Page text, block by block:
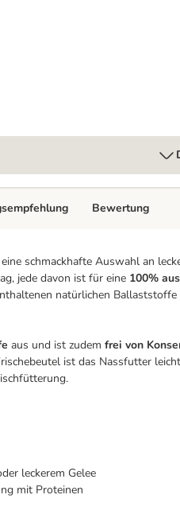
schmackhafte Auswahl an
jede davon ist für eine 100%
natürlichen
aus und ist zudem frei von
ist das Nassfutter
leckerem Gelee
mit Proteinen
Bewertung